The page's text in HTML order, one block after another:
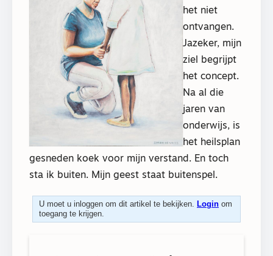
het niet
ontvangen.
Jazeker, mijn
ziel begrijpt
het concept.
Na al die
jaren van
onderwijs, is
het heilsplan
gesneden koek voor mijn verstand. En toch
sta ik buiten. Mijn geest staat buitenspel.
U moet u inloggen om dit artikel te bekijken. Login om
toegang te krijgen.